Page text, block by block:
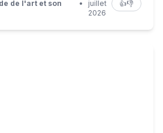
de l'art et son
•
juillet
2026
👍👎